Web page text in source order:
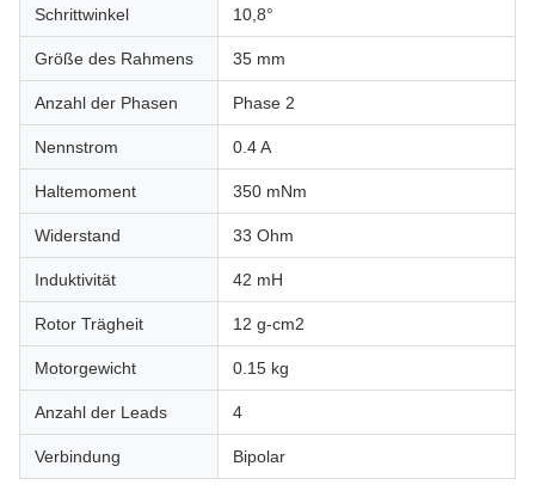
Schrittwinkel 10,8°
Größe des Rahmens 35 mm
Anzahl der Phasen Phase 2
Nennstrom 0.4 A
Haltemoment 350 mNm
Widerstand 33 Ohm
Induktivität 42 mH
Rotor Trägheit 12 g-cm2
Motorgewicht 0.15 kg
Anzahl der Leads 4
Verbindung Bipolar